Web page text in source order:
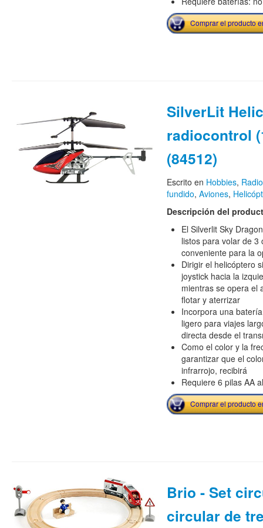
Comprar el producto
SilverLit
radiocontrol
(84512)
Escrito en Hobbies,
fundido, Aviones,
Descripción del
El Silverlit Sky
listos para volar de 3
conveniente para la
Dirigir el helicóptero
joystick hacia la
mientras se opera el
flotar y aterrizar
Incorpora una
ligero para viajes
directa desde el
Como el color y la
garantizar que el
infrarrojo, recibirá
Requiere 6 pilas AA
Comprar el producto
Brio - Set
circular de